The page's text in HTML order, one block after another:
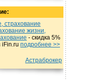
страхование
жизни,
- cкидка 5%
iFin.ru подробнеe >>
Астраброкер